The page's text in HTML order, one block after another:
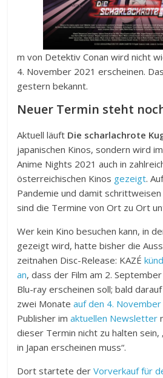
m von Detektiv Conan wird nicht
4. November 2021 erscheinen.
gestern bekannt.
Neuer Termin steht
Aktuell läuft Die scharlachrote
japanischen Kinos, sondern wird
Anime Nights 2021 auch in
österreichischen Kinos gezeigt.
Pandemie und damit
sind die Termine von Ort zu Ort
Wer kein Kino besuchen kann, in
gezeigt wird, hatte bisher die
zeitnahen Disc-Release: KAZÉ
an, dass der Film am 2.
Blu-ray erscheinen soll; bald
zwei Monateauf den 4.
Publisher imaktuellen Newsletter
dieser Termin nicht zu halten sein,
in Japan erscheinen muss“.
Dort startete derVorverkauf für